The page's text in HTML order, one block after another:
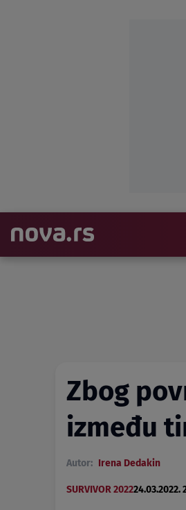
Zbog
između
Autor: Irena Dedakin
SURVIVOR 202224.03.2022.